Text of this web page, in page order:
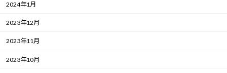
2024年1月
2023年12月
2023年11月
2023年10月